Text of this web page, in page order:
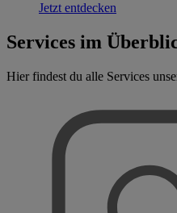
Jetzt entdecken
Services im
Hier findest du alle Services